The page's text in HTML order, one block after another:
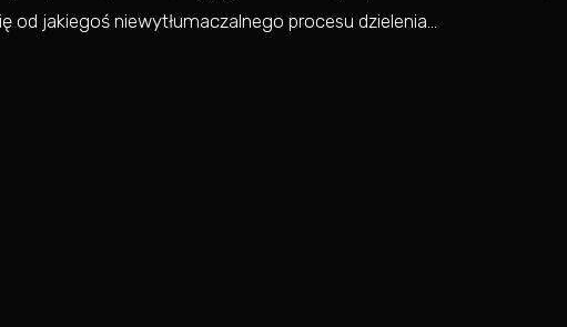
od jakiegoś niewytłumaczalnego procesu dzielenia...